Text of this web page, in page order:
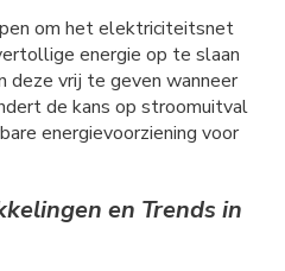
om het elektriciteitsnet
energie op te slaan
deze vrij te geven wanneer
de kans op stroomuitval
energievoorziening voor
en Trends in